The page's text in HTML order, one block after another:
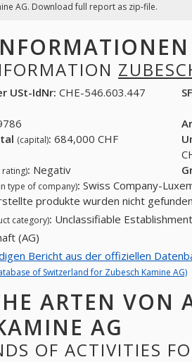
AG. Download full report as zip-file.
USt-IdNr: CHE-546.603.447
(capital): 684,000 CHF
: Negativ
type of company): Swiss Company-
produkte wurden nicht gefunden
category): Unclassifiable
(AG)
Bericht aus der offiziellen
of Switzerland for Zubesch Kamine AG)
ARTEN VON
AG
OF ACTIVITIES